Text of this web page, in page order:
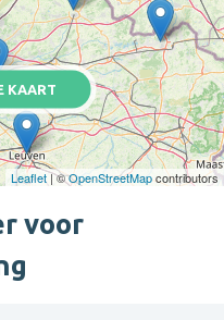
KAART
Leaflet| ©OpenStreetMapcontributors
voor